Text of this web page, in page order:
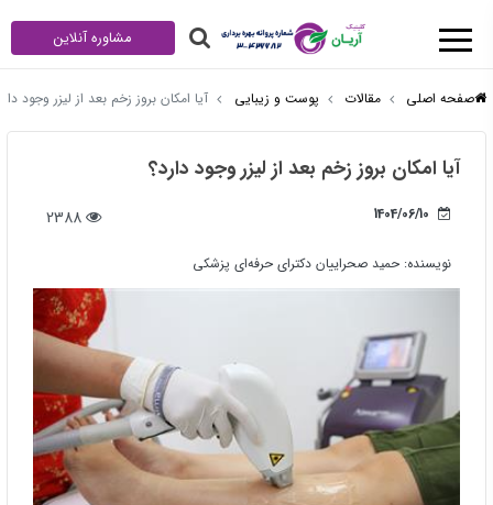
مشاوره آنلاین
صفحه اصلی مقالات پوست و زیبایی آیا امکان بروز زخم بعد از لیزر وجود
آیا امکان بروز زخم بعد از لیزر وجود دارد؟
1404/06/10
نویسنده: حمید صحراییان دکترای حرفه‌ای پزشکی